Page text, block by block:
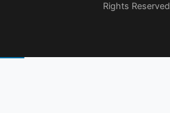
Rights Reserved